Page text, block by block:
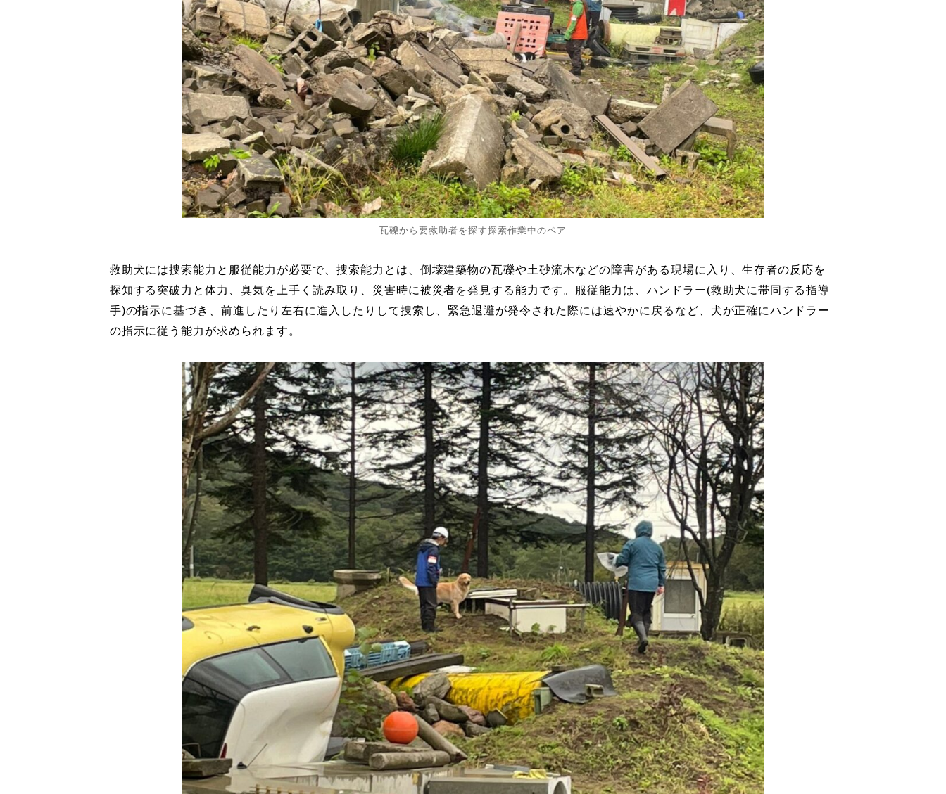
瓦礫から要救助者を探す探索作業中のペア
救助犬には捜索能力と服従能力が必要で、捜索能力とは、倒壊建築物の瓦礫や土砂流木などの障害がある現場に入り、生存者の反応を
探知する突破力と体力、臭気を上手く読み取り、災害時に被災者を発見する能力です。服従能力は、ハンドラー(救助犬に帯同する指導
手)の指示に基づき、前進したり左右に進入したりして捜索し、緊急退避が発令された際には速やかに戻るなど、犬が正確にハンドラー
の指示に従う能力が求められます。